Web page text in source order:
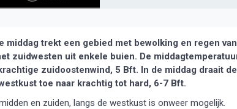
middag trekt een gebied met bewolking en regen van
zuidwesten uit enkele buien. De
zuidoostenwind, 5 Bft. In de middag draait de
toe naar krachtig tot hard, 6-7 Bft.
en zuiden, langs de westkust is onweer mogelijk.